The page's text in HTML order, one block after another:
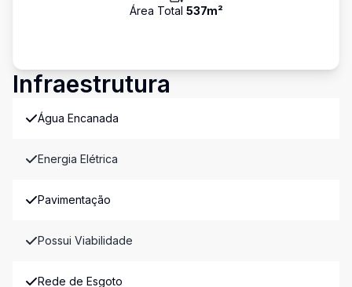
Área Total 537m²
Infraestrutura
Água Encanada
Energia Elétrica
Pavimentação
Possui Viabilidade
Rede de Esgoto